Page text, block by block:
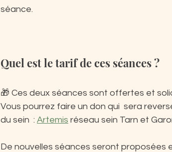
séance.
Quel est le tarif de ces séances ?
🎁 Ces deux séances sont offertes et
Vous pourrez faire un don qui  sera
du sein  : Artemis réseau sein Tarn et
De nouvelles séances seront proposées